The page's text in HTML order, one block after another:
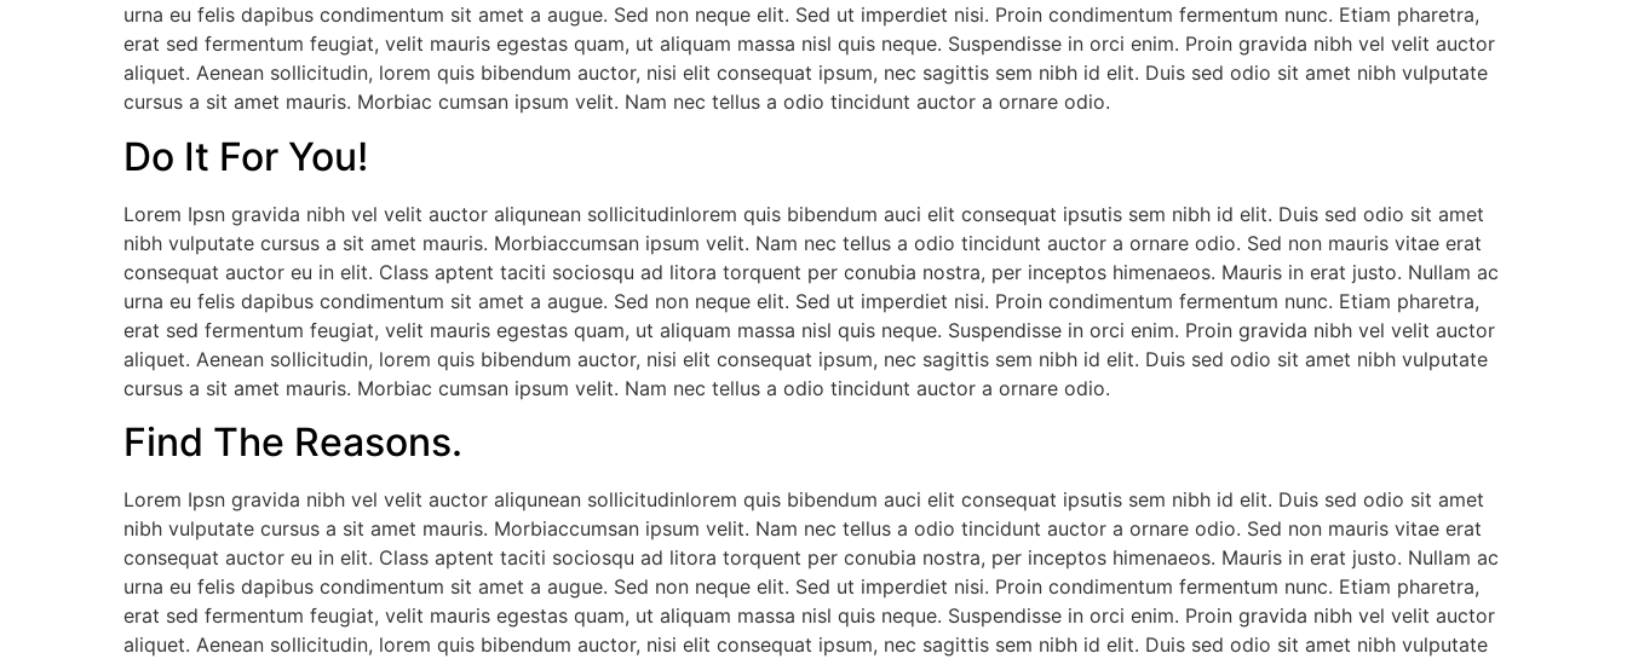
urna eu felis dapibus condimentum sit amet a augue. Sed non neque elit. Sed ut imperdiet nisi. Proin condimentum fermentum nunc. Etiam pharetra,
erat sed fermentum feugiat, velit mauris egestas quam, ut aliquam massa nisl quis neque. Suspendisse in orci enim. Proin gravida nibh vel velit auctor
aliquet. Aenean sollicitudin, lorem quis bibendum auctor, nisi elit consequat ipsum, nec sagittis sem nibh id elit. Duis sed odio sit amet nibh vulputate
cursus a sit amet mauris. Morbiac cumsan ipsum velit. Nam nec tellus a odio tincidunt auctor a ornare odio.
Do It For You!
Lorem Ipsn gravida nibh vel velit auctor aliqunean sollicitudinlorem quis bibendum auci elit consequat ipsutis sem nibh id elit. Duis sed odio sit amet
nibh vulputate cursus a sit amet mauris. Morbiaccumsan ipsum velit. Nam nec tellus a odio tincidunt auctor a ornare odio. Sed non mauris vitae erat
consequat auctor eu in elit. Class aptent taciti sociosqu ad litora torquent per conubia nostra, per inceptos himenaeos. Mauris in erat justo. Nullam ac
urna eu felis dapibus condimentum sit amet a augue. Sed non neque elit. Sed ut imperdiet nisi. Proin condimentum fermentum nunc. Etiam pharetra,
erat sed fermentum feugiat, velit mauris egestas quam, ut aliquam massa nisl quis neque. Suspendisse in orci enim. Proin gravida nibh vel velit auctor
aliquet. Aenean sollicitudin, lorem quis bibendum auctor, nisi elit consequat ipsum, nec sagittis sem nibh id elit. Duis sed odio sit amet nibh vulputate
cursus a sit amet mauris. Morbiac cumsan ipsum velit. Nam nec tellus a odio tincidunt auctor a ornare odio.
Find The Reasons.
Lorem Ipsn gravida nibh vel velit auctor aliqunean sollicitudinlorem quis bibendum auci elit consequat ipsutis sem nibh id elit. Duis sed odio sit amet
nibh vulputate cursus a sit amet mauris. Morbiaccumsan ipsum velit. Nam nec tellus a odio tincidunt auctor a ornare odio. Sed non mauris vitae erat
consequat auctor eu in elit. Class aptent taciti sociosqu ad litora torquent per conubia nostra, per inceptos himenaeos. Mauris in erat justo. Nullam ac
urna eu felis dapibus condimentum sit amet a augue. Sed non neque elit. Sed ut imperdiet nisi. Proin condimentum fermentum nunc. Etiam pharetra,
erat sed fermentum feugiat, velit mauris egestas quam, ut aliquam massa nisl quis neque. Suspendisse in orci enim. Proin gravida nibh vel velit auctor
aliquet. Aenean sollicitudin, lorem quis bibendum auctor, nisi elit consequat ipsum, nec sagittis sem nibh id elit. Duis sed odio sit amet nibh vulputate